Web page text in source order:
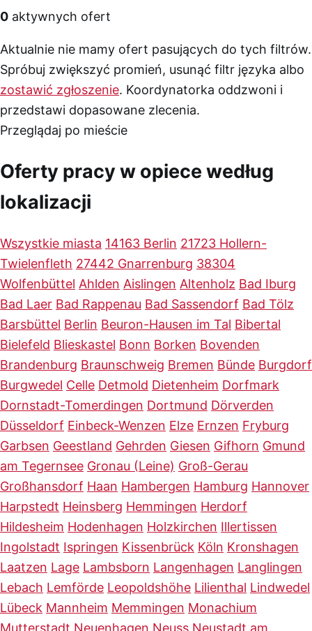
0 aktywnych ofert
Aktualnie nie mamy ofert pasujących do tych filtrów.
Spróbuj zwiększyć promień, usunąć filtr języka albo
zostawić zgłoszenie. Koordynatorka oddzwoni i
przedstawi dopasowane zlecenia.
Przeglądaj po mieście
Oferty pracy w opiece według
lokalizacji
Wszystkie miasta 14163 Berlin 21723 Hollern-
Twielenfleth 27442 Gnarrenburg 38304
Wolfenbüttel Ahlden Aislingen Altenholz Bad Iburg
Bad Laer Bad Rappenau Bad Sassendorf Bad Tölz
Barsbüttel Berlin Beuron-Hausen im Tal Bibertal
Bielefeld Blieskastel Bonn Borken Bovenden
Brandenburg Braunschweig Bremen Bünde Burgdorf
Burgwedel Celle Detmold Dietenheim Dorfmark
Dornstadt-Tomerdingen Dortmund Dörverden
Düsseldorf Einbeck-Wenzen Elze Ernzen Fryburg
Garbsen Geestland Gehrden Giesen Gifhorn Gmund
am Tegernsee Gronau (Leine) Groß-Gerau
Großhansdorf Haan Hambergen Hamburg Hannover
Harpstedt Heinsberg Hemmingen Herdorf
Hildesheim Hodenhagen Holzkirchen Illertissen
Ingolstadt Ispringen Kissenbrück Köln Kronshagen
Laatzen Lage Lambsborn Langenhagen Langlingen
Lebach Lemförde Leopoldshöhe Lilienthal Lindwedel
Lübeck Mannheim Memmingen Monachium
Mutterstadt Neuenhagen Neuss Neustadt am